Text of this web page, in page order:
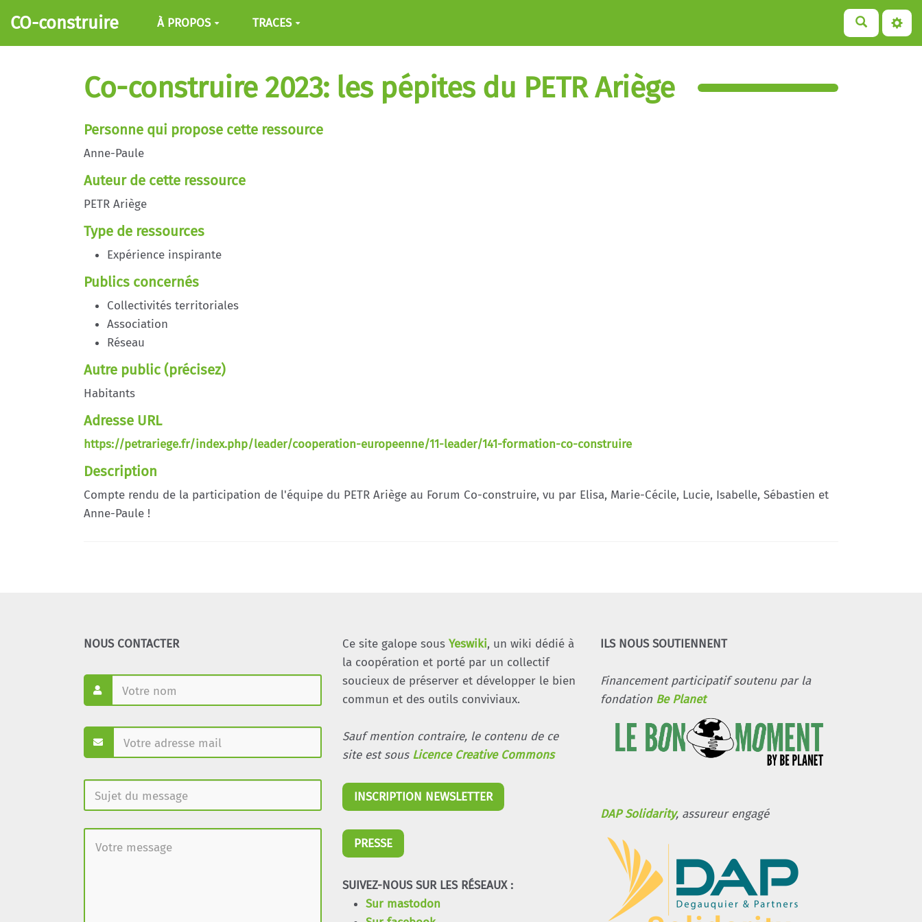
Aller au contenu principal
CO-construire À PROPOS TRACES
Co-construire 2023: les pépites du PETR Ariège
Personne qui propose cette ressource
Anne-Paule
Auteur de cette ressource
PETR Ariège
Type de ressources
Expérience inspirante
Publics concernés
Collectivités territoriales
Association
Réseau
Autre public (précisez)
Habitants
Adresse URL
https://petrariege.fr/index.php/leader/cooperation-europeenne/11-leader/141-formation-co-construire
Description
Compte rendu de la participation de l'équipe du PETR Ariège au Forum Co-construire, vu par Elisa, Marie-Cécile, Lucie, Isabelle, Sébastien et
Anne-Paule !
NOUS CONTACTER Ce site galope sous Yeswiki, un wiki dédié à
la coopération et porté par un collectif
soucieux de préserver et développer le bien
commun et des outils conviviaux.
Sauf mention contraire, le contenu de ce
site est sous Licence Creative Commons
INSCRIPTION NEWSLETTER
PRESSE
SUIVEZ-NOUS SUR LES RÉSEAUX :
Sur mastodon
ILS NOUS SOUTIENNENT
Financement participatif soutenu par la
fondation Be Planet
DAP Solidarity, assureur engagé